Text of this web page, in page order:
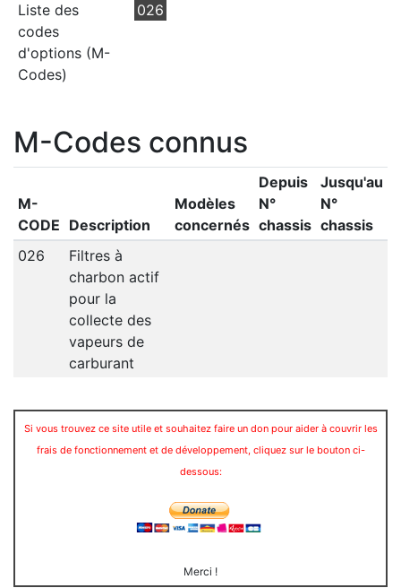
Liste des
codes
d'options (M-
Codes)
026
M-Codes connus
M-
CODE Description
Modèles
concernés
Depuis
N°
chassis
Jusqu'au
N°
chassis
026
Filtres à
charbon actif
pour la
collecte des
vapeurs de
carburant
Si vous trouvez ce site utile et souhaitez faire un don pour aider à couvrir les
frais de fonctionnement et de développement, cliquez sur le bouton ci-
dessous:
Merci !